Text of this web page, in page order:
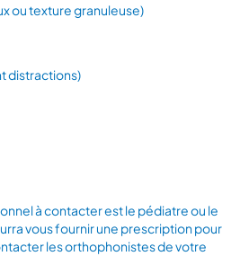
ou texture granuleuse)
distractions)
à contacter est le pédiatre ou le
vous fournir une prescription pour
les orthophonistes de votre